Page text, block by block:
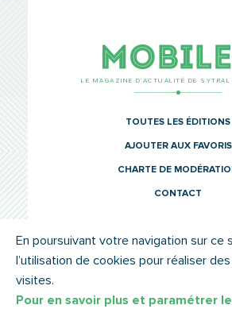
LE MAGAZINE D’ACTUALITÉ DE SYTRAL
TOUTES LES ÉDITIONS
AJOUTER AUX FAVORIS
CHARTE DE
CONTACT
© SYTRAL MOBILITÉS 2022
En poursuivant votre navigation sur ce
l’utilisation de cookies pour réaliser
visites.
Pour en savoir plus et paramétrer